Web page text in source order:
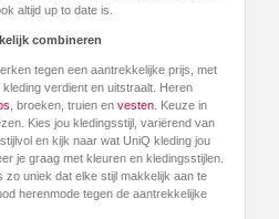
altijd up to date is.
combineren
tegen een aantrekkelijke prijs, met
verdient en uitstraalt. Heren
, broeken, truien en vesten . Keuze in
Kies jou kledingsstijl, variërend van
en kijk naar wat UniQ kleding jou
je graag met kleuren en kledingsstijlen.
zo uniek dat elke stijl makkelijk aan te
herenmode tegen de aantrekkelijke